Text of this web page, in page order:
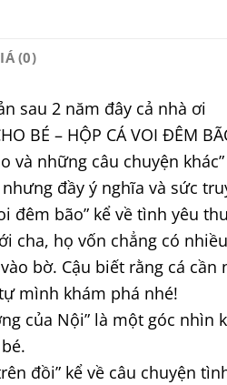
(0)
sau 2 năm đây cả nhà ơi
BÉ – HỘP CÁ VOI ĐÊM
và những câu chuyện
đầy ý nghĩa và sức
đêm bão” kể về tình yêu
cha, họ vốn chẳng có
bờ. Cậu biết rằng cá
mình khám phá nhé!
của Nội” là một góc
đồi” kể về câu chuyện